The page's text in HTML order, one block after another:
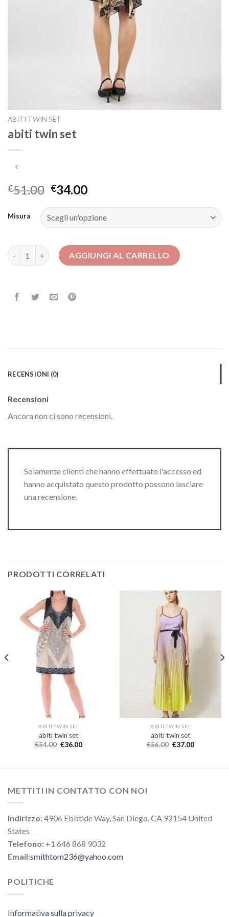
ABITI TWIN SET
abiti twin set
€51.00 €34.00
Misura
abiti twin set quantitàAGGIUNGI AL CARRELLO
RECENSIONI (0)
Recensioni
Ancora non ci sono recensioni.
Solamente clienti che hanno effettuato l'accesso ed
hanno acquistato questo prodotto possono lasciare
una recensione.
PRODOTTI CORRELATI
ABITI TWIN SET
abiti twin set
€54.00 €36.00
ABITI TWIN SET
abiti twin set
€56.00 €37.00
METTITI IN CONTATTO CON NOI
Indirizzo:4906 Ebbtide Way, San Diego, CA 92154 United
States
Telefono: +1 646 868 9032
Email:smithtom236@yahoo.com
POLITICHE
Informativa sulla privacy